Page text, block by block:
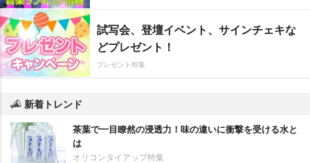
試写会、登壇イベント、サインチェキな
どプレゼント！
プレゼント特集
新着トレンド
茶葉で一目瞭然の浸透力！味の違いに衝撃を受ける水と
は
オリコンタイアップ特集